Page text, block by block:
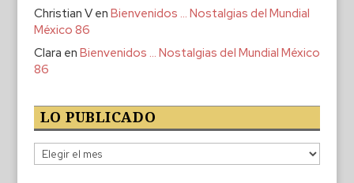
Christian Ven Bienvenidos … Nostalgias del Mundial
México 86
Clara en Bienvenidos … Nostalgias del Mundial México
86
LO PUBLICADO
Lo
publicado